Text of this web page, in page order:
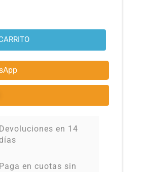
Devoluciones en 14
Paga en cuotas sin